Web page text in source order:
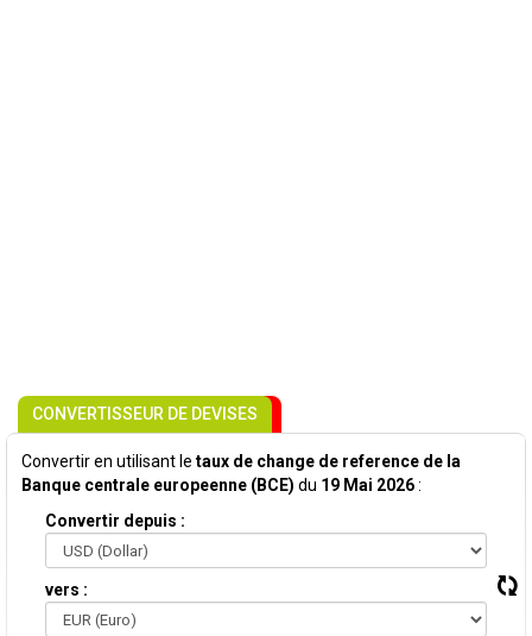
CONVERTISSEUR DE DEVISES
Convertir en utilisant le taux de change de reference de la
Banque centrale europeenne (BCE) du 19 Mai 2026:
Convertir depuis :
vers :